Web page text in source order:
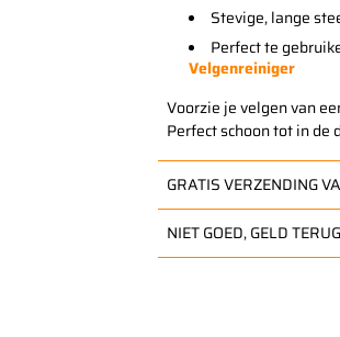
Stevige, lange
Perfect te
Velgenreiniger
Voorzie je velgen van
Perfect schoon tot in de
GRATIS VERZENDING
NIET GOED, GELD